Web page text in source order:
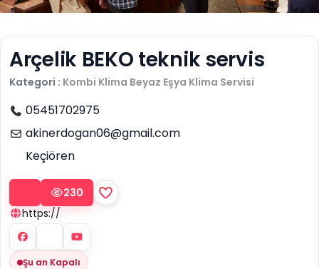
Arçelik BEKO teknik servis
Kategori : Kombi Klima Beyaz Eşya Klima Servisi
05451702975
akinerdogan06@gmail.com
Keçiören
230
https://
Şu an Kapalı